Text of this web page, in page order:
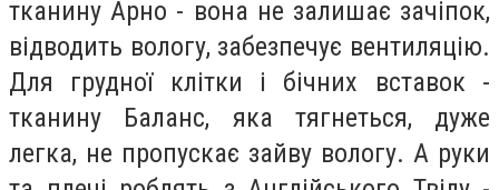
тканину Арно - вона не залишає зачіпок,
відводить вологу, забезпечує вентиляцію.
Для грудної клітки і бічних вставок -
тканину Баланс, яка тягнеться, дуже
легка, не пропускає зайву вологу. А руки